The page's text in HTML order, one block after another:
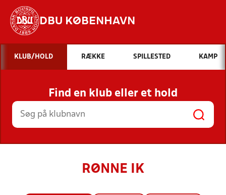
DBU KØBENHAVN
Hvad vil du søge efter?
INDHOLD OG NYHEDER
STILLINGER, RESULTATER, KLUBBER OG
HOLD
KLUB/HOLD RÆKKE SPILLESTED KAMP
Find en klub eller et hold
RØNNE IK